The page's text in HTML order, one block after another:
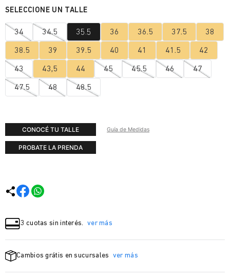
34 34.5 35.5 36 36.5 37.5 38
38.5 39 39.5 40 41 41.5 42
43 43,5 44 45 45.5 46 47
47.5 48 48.5
CONOCÉ TU TALLE Guía de Medidas
PROBATE LA PRENDA
3 cuotas sin interés. ver más
Cambios grátis en sucursales ver más